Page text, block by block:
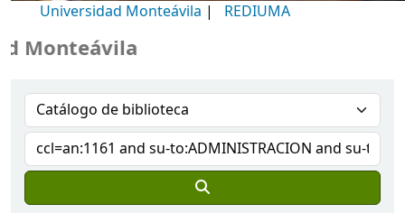
Universidad Monteávila | REDIUMA